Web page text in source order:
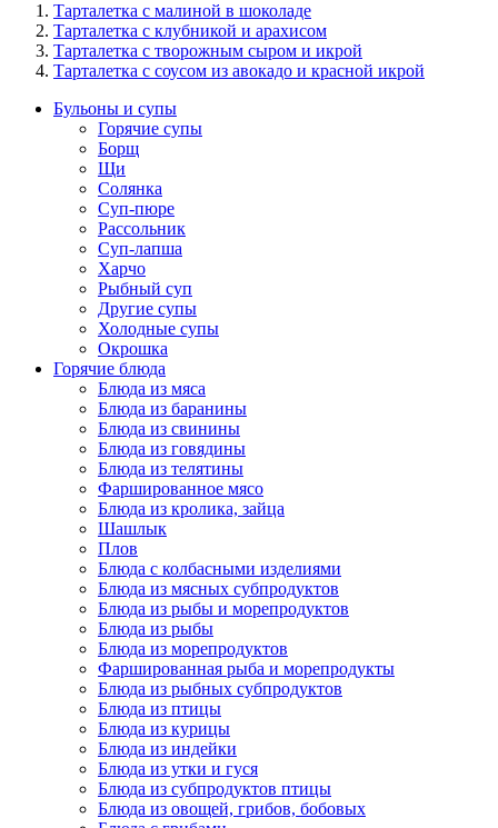
Тарталетка с малиной в шоколаде
Тарталетка с клубникой и арахисом
Тарталетка с творожным сыром и икрой
Тарталетка с соусом из авокадо и красной икрой
Бульоны и супы
Горячие супы
Борщ
Щи
Солянка
Суп-пюре
Рассольник
Суп-лапша
Харчо
Рыбный суп
Другие супы
Холодные супы
Окрошка
Горячие блюда
Блюда из мяса
Блюда из баранины
Блюда из свинины
Блюда из говядины
Блюда из телятины
Фаршированное мясо
Блюда из кролика, зайца
Шашлык
Плов
Блюда с колбасными изделиями
Блюда из мясных субпродуктов
Блюда из рыбы и морепродуктов
Блюда из рыбы
Блюда из морепродуктов
Фаршированная рыба и морепродукты
Блюда из рыбных субпродуктов
Блюда из птицы
Блюда из курицы
Блюда из индейки
Блюда из утки и гуся
Блюда из субпродуктов птицы
Блюда из овощей, грибов, бобовых